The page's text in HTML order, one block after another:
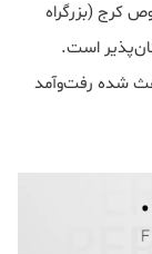
کرج (بزرگراه
است.
شده رفت‌وآمد